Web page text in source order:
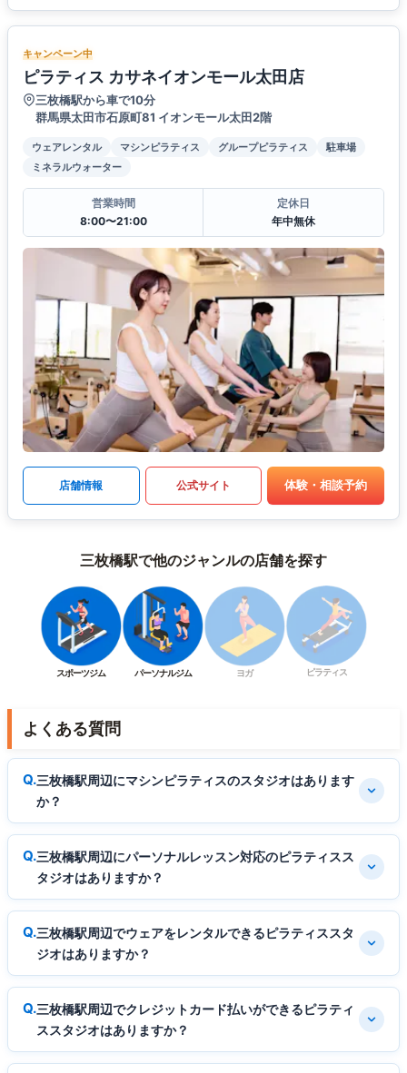
キャンペーン中
ピラティス カサネイオンモール太田店
三枚橋駅から車で10分
群馬県太田市石原町81 イオンモール太田2階
ウェアレンタル マシンピラティス グループピラティス
駐車場
ミネラルウォーター
営業時間
8:00〜21:00
定休日
年中無休
店舗情報 公式サイト 体験・相談予約
三枚橋駅で他のジャンルの店舗を探す
スポーツジム パーソナルジム ヨガ ピラティス
よくある質問
三枚橋駅周辺にマシンピラティスのスタジオはあります
か？
三枚橋駅周辺にパーソナルレッスン対応のピラティスス
タジオはありますか？
三枚橋駅周辺でウェアをレンタルできるピラティススタ
ジオはありますか？
三枚橋駅周辺でクレジットカード払いができるピラティ
ススタジオはありますか？